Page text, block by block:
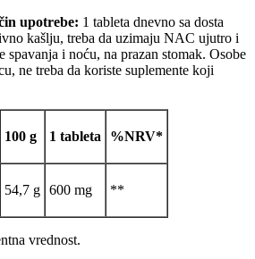
upotrebe: 1 tableta dnevno sa dosta
kašlju, treba da uzimaju NAC ujutro i
spavanja i noću, na prazan stomak. Osobe
ne treba da koriste suplemente koji
100 g 1 tableta %NRV*
54,7 g 600 mg **
vrednost.